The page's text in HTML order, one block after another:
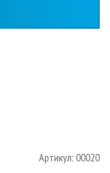
Артикул: 00020